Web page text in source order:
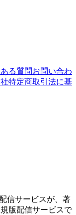
る質問お問い合わ
特定商取引法に基
信サービスが、著
版配信サービスで